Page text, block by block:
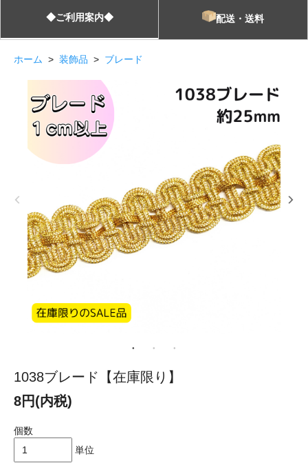
◆ご利用案内◆ 配送・送料
ホーム > 装飾品 > ブレード
1038ブレード【在庫限り】
8円(内税)
個数
単位